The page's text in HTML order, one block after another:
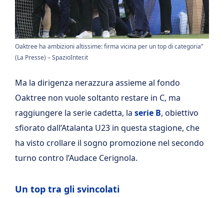
Oaktree ha ambizioni altissime: firma vicina per un top di categoria”
(La Presse) – SpazioInter.it
Ma la dirigenza nerazzura assieme al fondo
Oaktree non vuole soltanto restare in C, ma
raggiungere la serie cadetta, la serie B, obiettivo
sfiorato dall’Atalanta U23 in questa stagione, che
ha visto crollare il sogno promozione nel secondo
turno contro l’Audace Cerignola.
Un top tra gli svincolati